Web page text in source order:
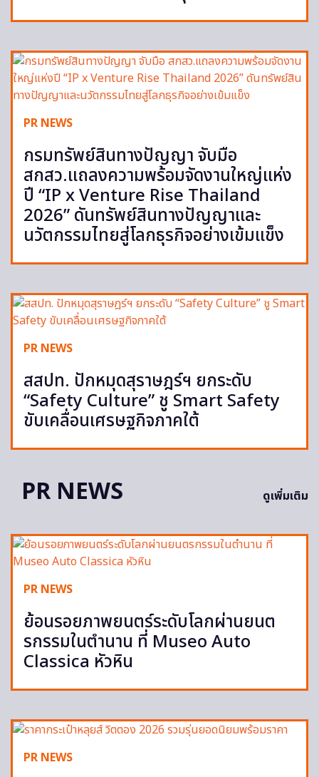
PR NEWS
กรมทรัพย์สินทางปัญญา จับมือ
สกสว.แถลงความพร้อมจัดงานใหญ่แห่ง
ปี “IP x Venture Rise Thailand
2026” ดันทรัพย์สินทางปัญญาและ
นวัตกรรมไทยสู่โลกธุรกิจอย่างเข้มแข็ง
PR NEWS
สสปท. ปักหมุดสุราษฎร์ฯ ยกระดับ
“Safety Culture” ชู Smart Safety
ขับเคลื่อนเศรษฐกิจภาคใต้
PR NEWS ดูเพิ่มเติม
PR NEWS
ย้อนรอยภาพยนตร์ระดับโลกผ่านยนต
รกรรมในตำนาน ที่ Museo Auto
Classica หัวหิน
PR NEWS